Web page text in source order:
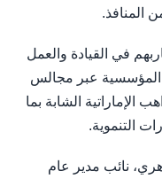
المنافذ.
في القيادة والعمل
المؤسسية عبر مجالس
الإماراتية الشابة بما
التنموية.
نائب مدير عام